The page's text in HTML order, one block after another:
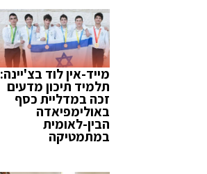
מייד-אין לוד בצ'יינה:
תלמיד תיכון מדעים
זכה במדליית כסף
באולימפיאדה
הבין-לאומית
במתמטיקה